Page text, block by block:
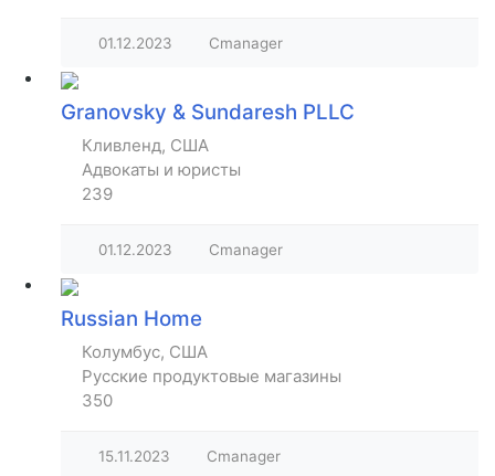
01.12.2023 Cmanager
Granovsky & Sundaresh PLLC
Кливленд, США
Адвокаты и юристы
239
01.12.2023 Cmanager
Russian Home
Колумбус, США
Русские продуктовые магазины
350
15.11.2023 Cmanager